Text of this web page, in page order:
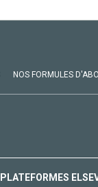
NOS FORMULES
PLATEFORMES